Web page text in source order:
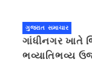
ગુજરાત સમાચાર
ગાંધીનગર ખાતે
ભવ્યાતિભવ્ય